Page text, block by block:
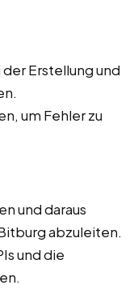
Erstellung und
um Fehler zu
und daraus
abzuleiten.
und die